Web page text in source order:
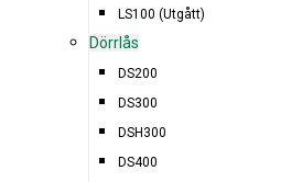
LS100 (Utgått)
Dörrlås
DS200
DS300
DSH300
DS400